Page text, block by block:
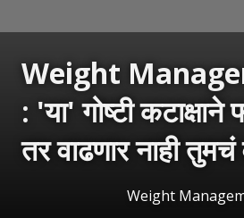
Weight
: 'या' गोष्टी कटाक्षाने
तर वाढणार नाही
Weight